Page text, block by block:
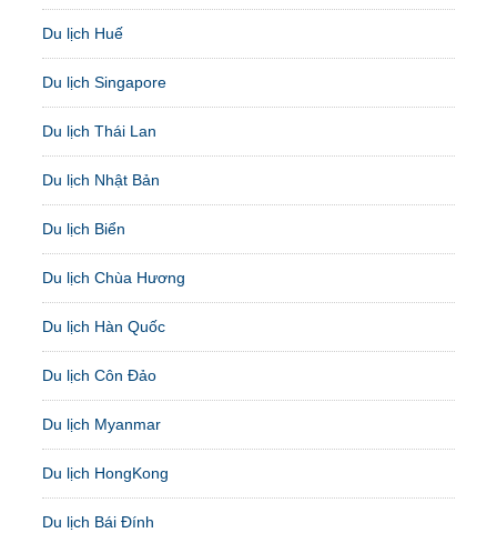
Du lịch Huế
Du lịch Singapore
Du lịch Thái Lan
Du lịch Nhật Bản
Du lịch Biển
Du lịch Chùa Hương
Du lịch Hàn Quốc
Du lịch Côn Đảo
Du lịch Myanmar
Du lịch HongKong
Du lịch Bái Đính